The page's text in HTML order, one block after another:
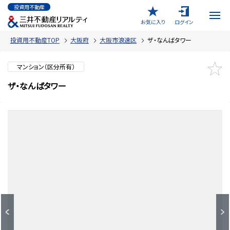
投資用不動産
お気に入り
ログイン
投資用不動産TOP 大阪府 大阪市浪速区 ザ・なんばタワー
マンション（区分所有）
ザ・なんばタワー